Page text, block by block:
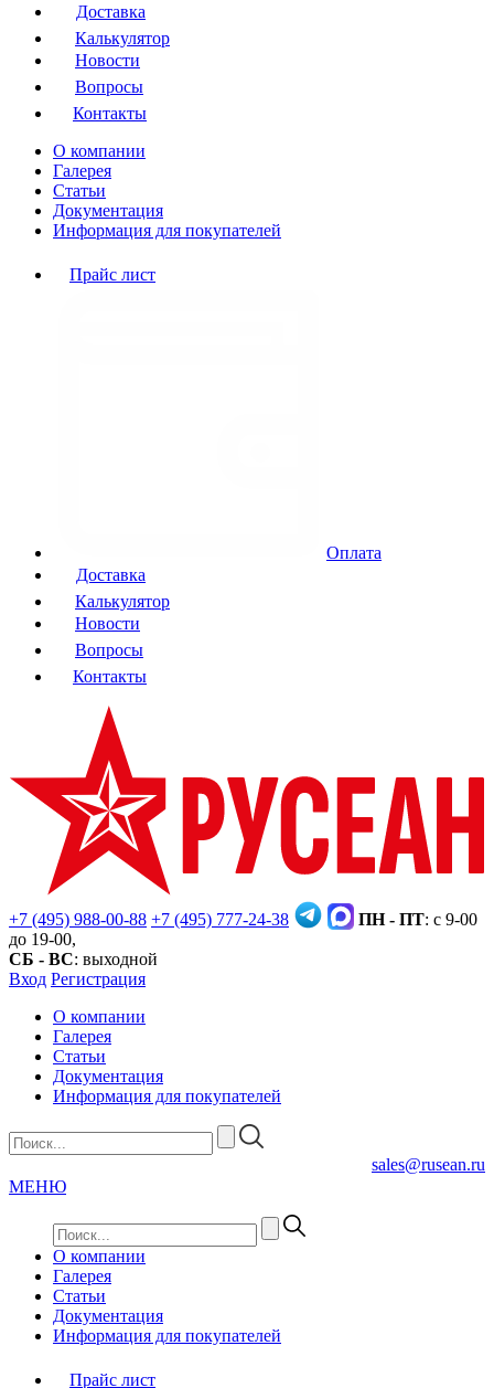
Доставка
Калькулятор
Новости
Вопросы
Контакты
О компании
Галерея
Статьи
Документация
Информация для покупателей
Прайс лист
Оплата
Доставка
Калькулятор
Новости
Вопросы
Контакты
+7 (495) 988-00-88 +7 (495) 777-24-38 ПН - ПТ: с 9-00
до 19-00,
СБ - ВС: выходной
Вход Регистрация
О компании
Галерея
Статьи
Документация
Информация для покупателей
sales@rusean.ru
МЕНЮ
О компании
Галерея
Статьи
Документация
Информация для покупателей
Прайс лист